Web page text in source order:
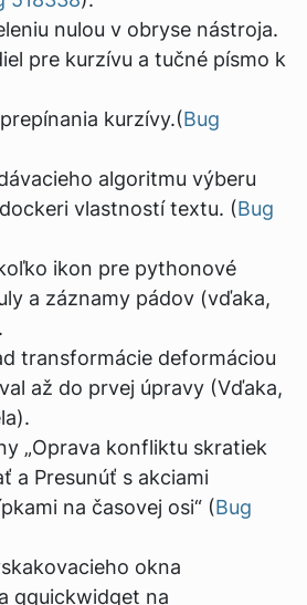
nulou v obryse nástroja.
pre kurzívu a tučné písmo k
kurzívy.(Bug
algoritmu výberu
vlastností textu. (Bug
ikon pre pythonové
a záznamy pádov (vďaka,
transformácie deformáciou
až do prvej úpravy (Vďaka,
„Oprava konfliktu skratiek
a Presunúť s akciami
na časovej osi“ (Bug
okna
qquickwidget na